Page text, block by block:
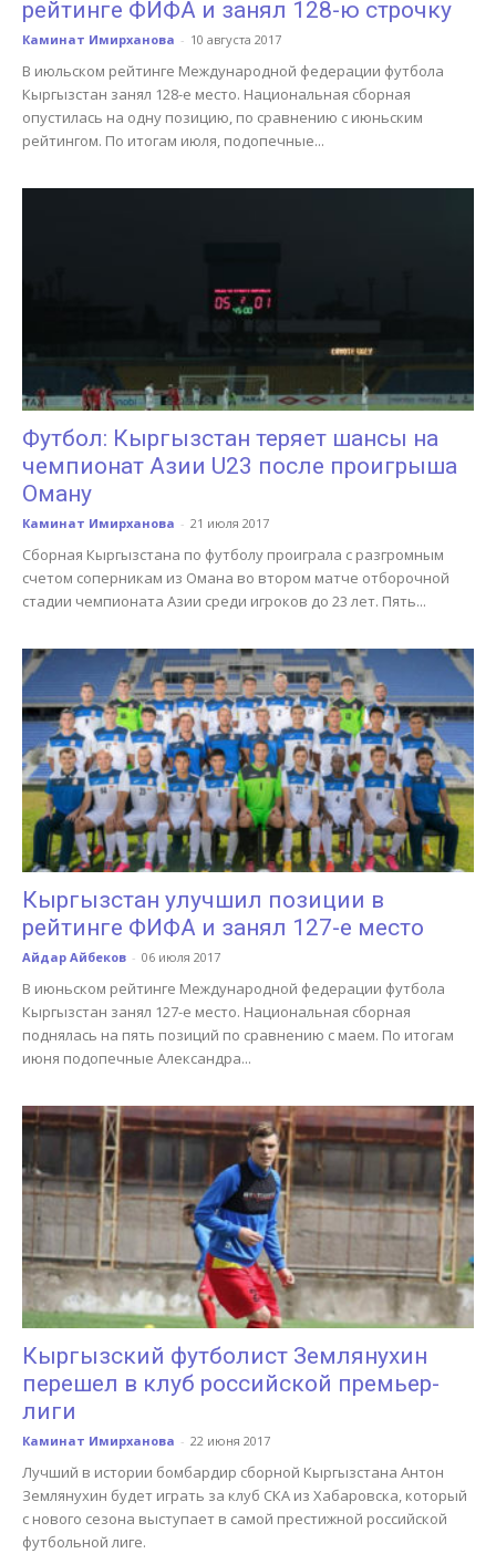
рейтинге ФИФА и занял 128-ю строчку
Каминат Имирханова - 10 августа 2017
В июльском рейтинге Международной федерации футбола
Кыргызстан занял 128-е место. Национальная сборная
опустилась на одну позицию, по сравнению с июньским
рейтингом. По итогам июля, подопечные...
Футбол: Кыргызстан теряет шансы на
чемпионат Азии U23 после проигрыша
Оману
Каминат Имирханова - 21 июля 2017
Сборная Кыргызстана по футболу проиграла с разгромным
счетом соперникам из Омана во втором матче отборочной
стадии чемпионата Азии среди игроков до 23 лет. Пять...
Кыргызстан улучшил позиции в
рейтинге ФИФА и занял 127-е место
Айдар Айбеков - 06 июля 2017
В июньском рейтинге Международной федерации футбола
Кыргызстан занял 127-е место. Национальная сборная
поднялась на пять позиций по сравнению с маем. По итогам
июня подопечные Александра...
Кыргызский футболист Землянухин
перешел в клуб российской премьер-
лиги
Каминат Имирханова - 22 июня 2017
Лучший в истории бомбардир сборной Кыргызстана Антон
Землянухин будет играть за клуб СКА из Хабаровска, который
с нового сезона выступает в самой престижной российской
футбольной лиге.